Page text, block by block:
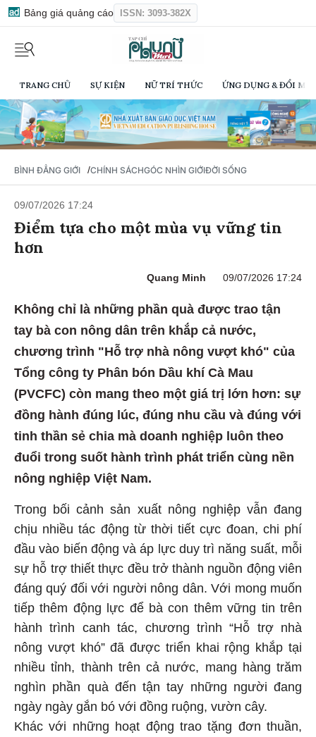
Bảng giá quảng cáo ISSN: 3093-382X
TRANG CHỦ SỰ KIỆN NỮ TRÍ THỨC ỨNG DỤNG & ĐỔI
BÌNH ĐẲNG GIỚI /CHÍNH SÁCHGÓC NHÌN GIỚIĐỜI SỐNG
09/07/2026 17:24
Điểm tựa cho một mùa vụ vững tin
hơn
Quang Minh 09/07/2026 17:24
Không chỉ là những phần quà được trao tận
tay bà con nông dân trên khắp cả nước,
chương trình "Hỗ trợ nhà nông vượt khó" của
Tổng công ty Phân bón Dầu khí Cà Mau
(PVCFC) còn mang theo một giá trị lớn hơn: sự
đồng hành đúng lúc, đúng nhu cầu và đúng với
tinh thần sẻ chia mà doanh nghiệp luôn theo
đuổi trong suốt hành trình phát triển cùng nền
nông nghiệp Việt Nam.
Trong bối cảnh sản xuất nông nghiệp vẫn đang
chịu nhiều tác động từ thời tiết cực đoan, chi phí
đầu vào biến động và áp lực duy trì năng suất, mỗi
sự hỗ trợ thiết thực đều trở thành nguồn động viên
đáng quý đối với người nông dân. Với mong muốn
tiếp thêm động lực để bà con thêm vững tin trên
hành trình canh tác, chương trình “Hỗ trợ nhà
nông vượt khó” đã được triển khai rộng khắp tại
nhiều tỉnh, thành trên cả nước, mang hàng trăm
nghìn phần quà đến tận tay những người đang
ngày ngày gắn bó với đồng ruộng, vườn cây.
Khác với những hoạt động trao tặng đơn thuần,